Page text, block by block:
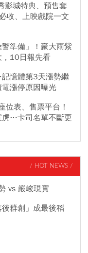
影城特典、預售套
收、上映戲院一文
準備」！豪大雨紫
，10日報先看
憶體第3天漲勢繼
漲停原因曝光
位表、售票平台！
虎…卡司名單不斷更
/ HOT NEWS /
vs 嚴峻現實
群創」成最後稻